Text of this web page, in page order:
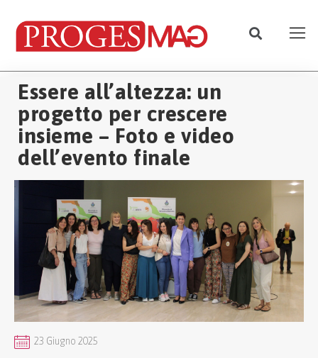
Essere all’altezza: un
progetto per crescere
insieme – Foto e video
dell’evento finale
23 Giugno 2025